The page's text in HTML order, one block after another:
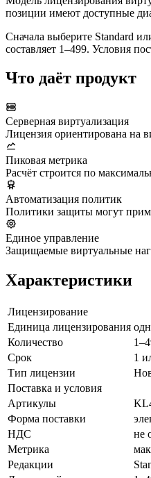
позиции имеют доступные
Сначала выберите Standard
составляет 1–499. Условия
Что даёт продукт
Серверная виртуализация
Лицензия ориентирована на
Пиковая метрика
Расчёт строится по
Автоматизация политик
Политики защиты могут
Единое управление
Защищаемые виртуальные
Характеристики
Лицензирование
Единица лицензирования
Количество
Срок
1
Тип лицензии
Поставка и условия
Артикулы
Форма поставки
НДС
не
Метрика
Редакции